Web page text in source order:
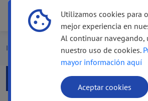
Inicio Preguntas Frecuentes
Utilizamos cookies para
mejor experiencia en
Al continuar navegando,
nuestro uso de cookies.
mayor información aquí
Aceptar cookies